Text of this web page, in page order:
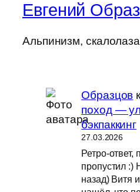
Евгений
Альпинизм,
Образцов
поход —
бэкпаккинг
27.03.2026
Ретро-
пропустил :)
назад) Витя